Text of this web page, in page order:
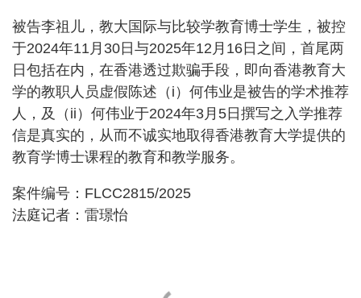
被告李祖儿，教大国际与比较学教育博士学生，被控
于2024年11月30日与2025年12月16日之间，首尾两
日包括在内，在香港透过欺骗手段，即向香港教育大
学的教职人员虚假陈述（i）何伟业是被告的学术推荐
人，及（ii）何伟业于2024年3月5日撰写之入学推荐
信是真实的，从而不诚实地取得香港教育大学提供的
教育学博士课程的教育和教学服务。
案件编号：FLCC2815/2025
法庭记者：雷璟怡